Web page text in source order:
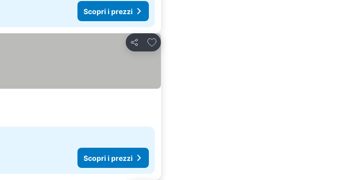
Scopri i prezzi
Condividi
Aggiungi ai preferiti
Scopri i prezzi